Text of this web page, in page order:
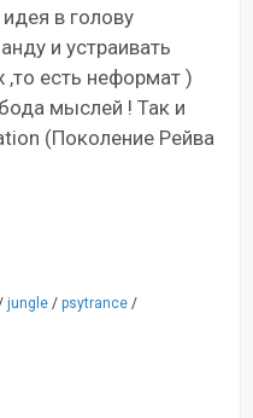
в голову
и устраивать
,то есть неформат )
мыслей ! Так и
(Поколение Рейва
jungle / psytrance /